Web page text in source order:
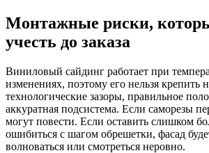
Монтажные риски,
учесть до заказа
Виниловый сайдинг работает при
изменениях, поэтому его нельзя
технологические зазоры, правильное
аккуратная подсистема. Если саморезы
могут повести. Если оставить слишком
ошибиться с шагом обрешетки, фасад
волноваться или смотреться неровно.